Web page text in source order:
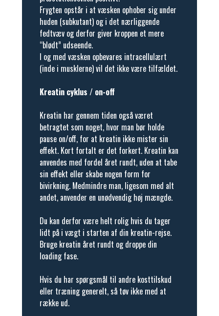
Frygten opstår i at væsken ophober sig under
huden (subkutant) og i det nærliggende
fedtvæv og derfor giver kroppen et mere
“blødt” udseende.
I og med væsken opbevares intracellulært
(inde i musklerne) vil det ikke være tilfældet.
Kreatin cyklus / on-off
Kreatin har gennem tiden også været
betragtet som noget, hvor man bør holde
pause on/off, for at kreatin ikke mister sin
effekt. Kort fortalt er det forkert. Kreatin kan
anvendes med fordel året rundt, uden at tabe
sin effekt eller skabe nogen form for
bivirkning. Medmindre man, ligesom med alt
andet, anvender en unødvendig høj mængde.
Du kan derfor være helt rolig hvis du tager
lidt på i vægt i starten af din kreatin-rejse.
Bruge kreatin året rundt og droppe din
loading fase.
Hvis du har spørgsmål til andre kosttilskud
eller træning generelt, så tøv ikke med at
række ud.